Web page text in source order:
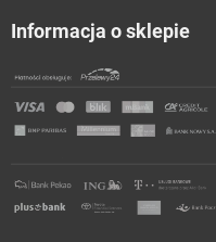
Informacja o sklepie